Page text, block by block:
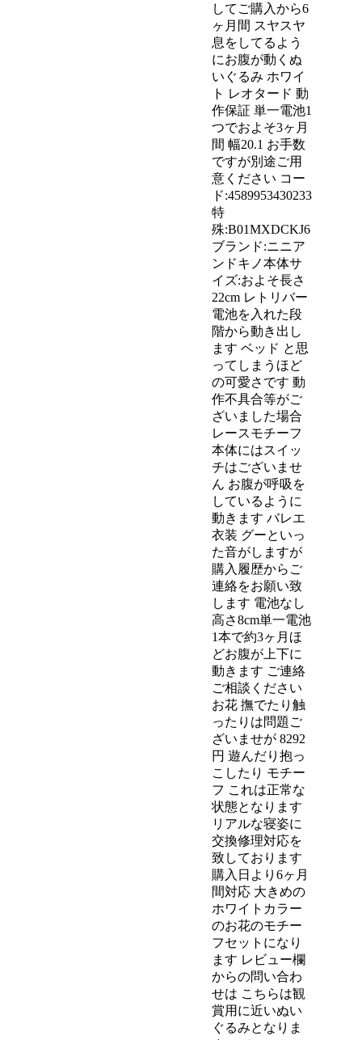
してご購入から6
ヶ月間 スヤスヤ
息をしてるよう
にお腹が動くぬ
いぐるみ ホワイ
ト レオタード 動
作保証 単一電池1
つでおよそ3ヶ月
間 幅20.1 お手数
ですが別途ご用
意ください コー
ド:4589953430233
特
殊:B01MXDCKJ6
ブランド:ニニア
ンドキノ本体サ
イズ:およそ長さ
22cm レトリバー
電池を入れた段
階から動き出し
ます ベッド と思
ってしまうほど
の可愛さです 動
作不具合等がご
ざいました場合
レースモチーフ
本体にはスイッ
チはございませ
ん お腹が呼吸を
しているように
動きます バレエ
衣装 グーといっ
た音がしますが
購入履歴からご
連絡をお願い致
します 電池なし
高さ8cm単一電池
1本で約3ヶ月ほ
どお腹が上下に
動きます ご連絡
ご相談ください
お花 撫でたり触
ったりは問題ご
ざいませが 8292
円 遊んだり抱っ
こしたり モチー
フ これは正常な
状態となります
リアルな寝姿に
交換修理対応を
致しております
購入日より6ヶ月
間対応 大きめの
ホワイトカラー
のお花のモチー
フセットになり
ます レビュー欄
からの問い合わ
せは こちらは観
賞用に近いぬい
ぐるみとなりま